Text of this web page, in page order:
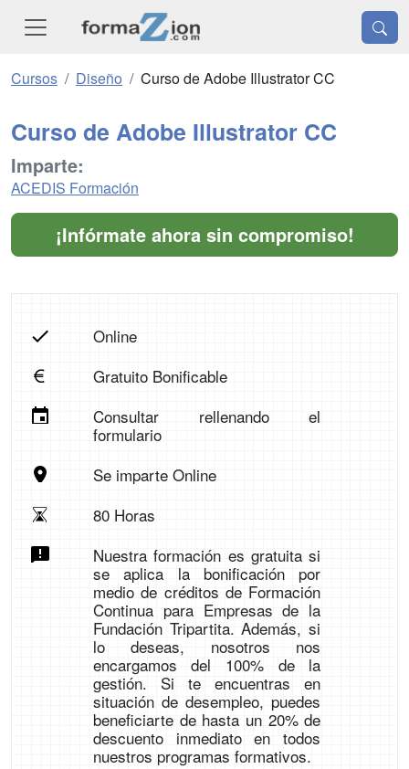
Cursos Diseño Curso de Adobe Illustrator CC
Curso de Adobe Illustrator CC
Imparte:
ACEDIS Formación
¡Infórmate ahora sin compromiso!
Online
Gratuito Bonificable
Consultar rellenando el
formulario
Se imparte Online
80 Horas
Nuestra formación es gratuita si
se aplica la bonificación por
medio de créditos de Formación
Continua para Empresas de la
Fundación Tripartita. Además, si
lo deseas, nosotros nos
encargamos del 100% de la
gestión. Si te encuentras en
situación de desempleo, puedes
beneficiarte de hasta un 20% de
descuento inmediato en todos
nuestros programas formativos.